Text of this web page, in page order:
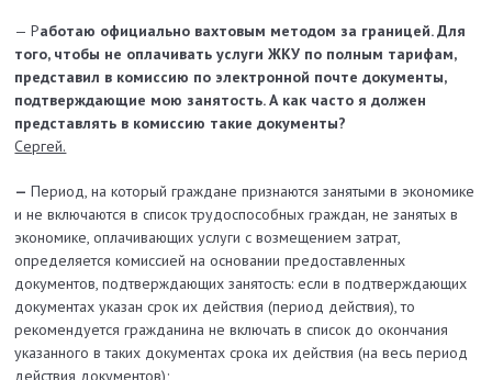
— Работаю официально вахтовым методом за границей. Для
того, чтобы не оплачивать услуги ЖКУ по полным тарифам,
представил в комиссию по электронной почте документы,
подтверждающие мою занятость. А как часто я должен
представлять в комиссию такие документы?
Сергей.
—Период, на который граждане признаются занятыми в экономике
и не включаются в список трудоспособных граждан, не занятых в
экономике, оплачивающих услуги с возмещением затрат,
определяется комиссией на основании предоставленных
документов, подтверждающих занятость: если в подтверждающих
документах указан срок их действия (период действия), то
рекомендуется гражданина не включать в список до окончания
указанного в таких документах срока их действия (на весь период